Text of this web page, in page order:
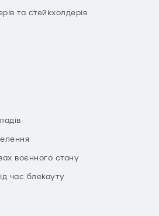
та стейкхолдерів
воєнного стану
час блекауту